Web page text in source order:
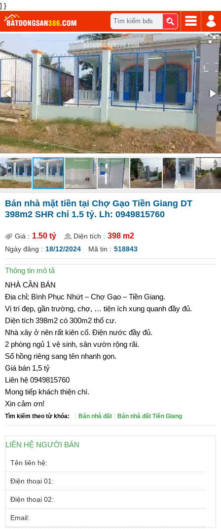
] }
Tìm kiếm bđs
Bán nhà mặt tiền tại Chợ Gạo Tiền Giang DT
398m2 SHR chỉ 1.5 tỷ. Lh: 0949815760
Giá : 1.50 tỷ Diện tích : 398 m2
Ngày đăng : 18/12/2024 Mã tin : 518843
Thông tin mô tả
NHÀ CẦN BÁN
Địa chỉ; Bình Phục Nhứt – Chợ Gạo – Tiền Giang.
Vị trí đẹp, gần trường, chợ, … tiện ích xung quanh đầy đủ.
Diện tích 398m2 có 300m2 thổ cư.
Nhà xây ở nên rất kiên cố. Điện nước đầy đủ.
2 phòng ngủ 1 vệ sinh, sân vườn rộng rãi.
Sổ hồng riêng sang tên nhanh gọn.
Giá bán 1,5 tỷ
Liên hệ 0949815760
Mong tiếp khách thiện chí.
Xin cảm ơn!
Tìm kiếm theo từ khóa: Bán nhà đất Bán nhà đất Tiền Giang
LIÊN HỆ NGƯỜI BÁN
Tên liên hệ:
Điện thoại 01:
Điện thoại 02:
Email: